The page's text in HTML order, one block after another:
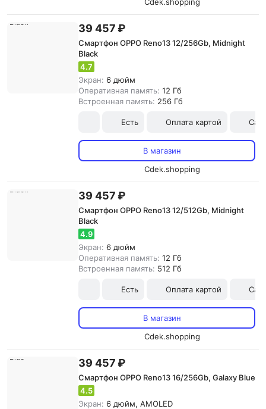
39 457 ₽
Смартфон OPPO Reno13 12/256Gb, Midnight
Black
4.7
Экран: 6 дюйм
Оперативная память: 12 Гб
Встроенная память: 256 Гб
Есть Оплата картой
В магазин
Cdek.shopping
39 457 ₽
Смартфон OPPO Reno13 12/512Gb, Midnight
Black
4.9
Экран: 6 дюйм
Оперативная память: 12 Гб
Встроенная память: 512 Гб
Есть Оплата картой
В магазин
Cdek.shopping
39 457 ₽
Смартфон OPPO Reno13 16/256Gb, Galaxy Blue
4.5
Экран: 6 дюйм, AMOLED